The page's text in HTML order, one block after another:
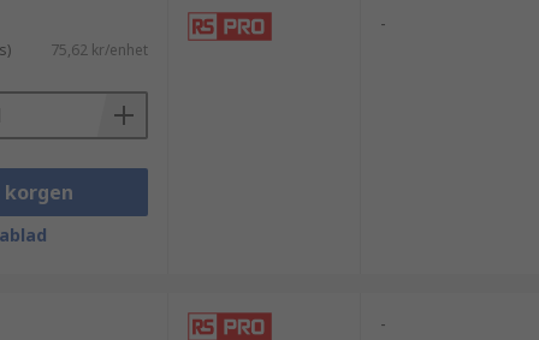
75,62 kr/enhet
korgen
-
-